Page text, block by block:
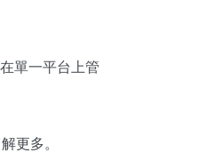
單一平台上管
更多。